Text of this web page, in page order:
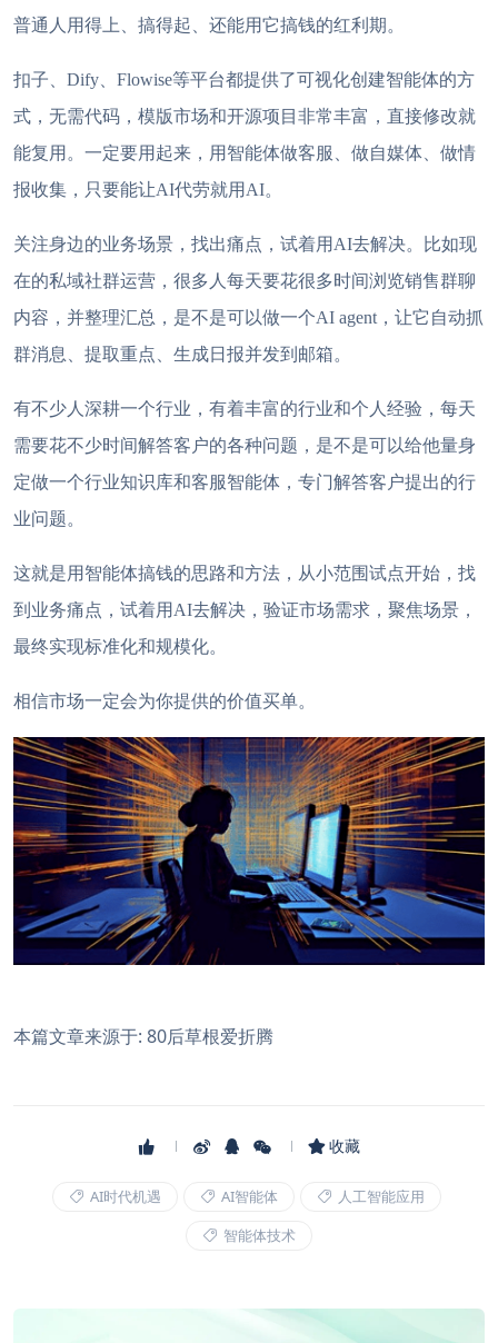
普通人用得上、搞得起、还能用它搞钱的红利期。
扣子、 Dify、Flowise等平台都提供了可视化创建智能体的方
式，无需代码 ，模版市场和开源项目非常丰富，直接修改就
能复用 。 一定要用起来， 用智能体做客服、做自媒体、做情
报收集， 只要能让AI代劳就用AI。
关注身边的业务场景，找出痛点，试着用 AI去解决。比如现
在的私域社群运营，很多人每天要花很多时间浏览销售群聊
内容， 并整理汇总 ， 是不是可以做一个AI agent，让它自动抓
群消息、提取重点、生成日报并发到 邮箱。
有不少人深耕一个行业，有着丰富的行业和个人经验，每天
需要花不少时间解答客户的各种问题，是不是可以给他量身
定做一个行业知识库和客服智能体，专门解答客户提出的行
业问题。
这就是用智能体搞钱的思路和方法， 从小范围试点开始 ， 找
到业务痛点 ， 试着用 AI去解决 ， 验证市场需求 ， 聚焦场景，
最终实现标准化和规模化。
相信市场一定会为你提供的价值买单。
本篇文章来源于: 80后草根爱折腾
收藏
AI时代机遇 AI智能体
人工智能应用
智能体技术